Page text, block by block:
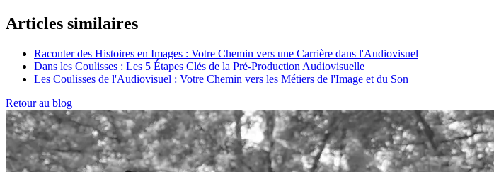
Articles similaires
Raconter des Histoires en Images : Votre Chemin vers une Carrière dans l'Audiovisuel
Dans les Coulisses : Les 5 Étapes Clés de la Pré-Production Audiovisuelle
Les Coulisses de l'Audiovisuel : Votre Chemin vers les Métiers de l'Image et du Son
Retour au blog